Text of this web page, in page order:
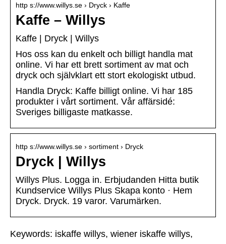
http s://www.willys.se › Dryck › Kaffe
Kaffe – Willys
Kaffe | Dryck | Willys
Hos oss kan du enkelt och billigt handla mat
online. Vi har ett brett sortiment av mat och
dryck och självklart ett stort ekologiskt utbud.
Handla Dryck: Kaffe billigt online. Vi har 185
produkter i vårt sortiment. Vår affärsidé:
Sveriges billigaste matkasse.
http s://www.willys.se › sortiment › Dryck
Dryck | Willys
Willys Plus. Logga in. Erbjudanden Hitta butik
Kundservice Willys Plus Skapa konto · Hem
Dryck. Dryck. 19 varor. Varumärken.
Keywords: iskaffe willys, wiener iskaffe willys,